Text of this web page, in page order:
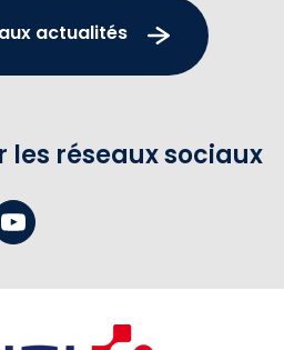
actualités
les réseaux sociaux